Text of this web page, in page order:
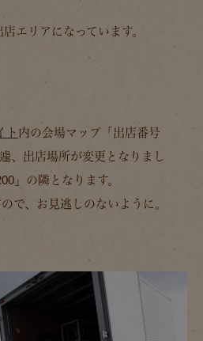
エリアになっています。
ト 内の会場マップ「出店番号
、出店場所が変更となりまし
」の隣となります。
で、お見逃しのないように。